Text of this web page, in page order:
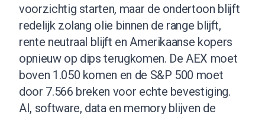
voorzichtig starten, maar de ondertoon blijft
redelijk zolang olie binnen de range blijft,
rente neutraal blijft en Amerikaanse kopers
opnieuw op dips terugkomen. De AEX moet
boven 1.050 komen en de S&P 500 moet
door 7.566 breken voor echte bevestiging.
AI, software, data en memory blijven de